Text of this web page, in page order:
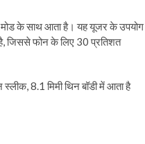
मोड के साथ आता है। यह यूजर के उपयोग
जिससे फोन के लिए 30 प्रतिशत
8.1 मिमी थिन बॉडी में आता है